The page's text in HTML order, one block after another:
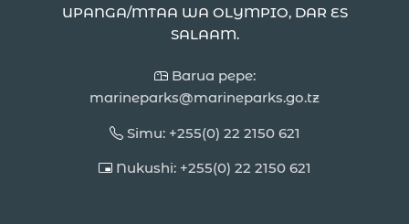
UPANGA/MTAA WA OLYMPIO, DAR ES
SALAAM.
Barua pepe:
marineparks@marineparks.go.tz
Simu: +255(0) 22 2150 621
Nukushi: +255(0) 22 2150 621